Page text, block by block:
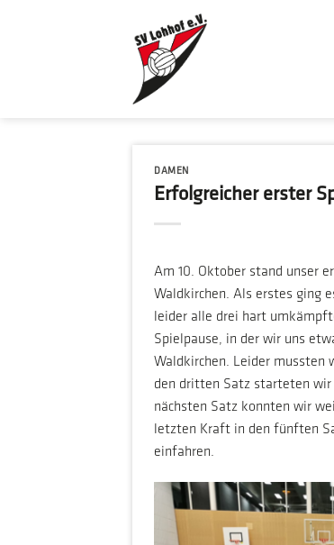
DAMEN
Erfolgreicher erster
Am 10. Oktober stand unser
Waldkirchen. Als erstes ging
leider alle drei hart
Spielpause, in der wir uns
Waldkirchen. Leider mussten
den dritten Satz starteten wir
nächsten Satz konnten wir
letzten Kraft in den fünften
einfahren.